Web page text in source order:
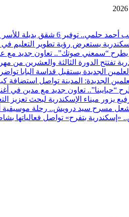
بديلة للأسر المتضررة من عقار شارع الطرودي بحي الجمرك
يستعرض رؤية تطوير التعليم في
“سمعني صوتك”.. تعاون جديد مع
تفتتح الدورة الثالثة والعشرين من
الجديدة يستقبل قداسة البابا
الجديدة: المدينة تواصل استضافة
“حبايبنا”.. تعاون جديد مع مدين في
يزور ميناء الإسكندرية لبحث تعزيز
مسرح سيد درويش.. رحلة موسيقية
«إسكندرية بتفرح» تواصل فعالياتها